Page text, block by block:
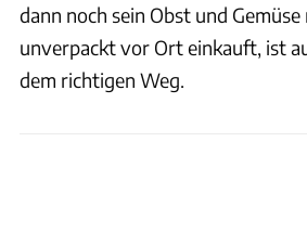
dann noch sein Obst und
unverpackt vor Ort einkauft, ist
dem richtigen Weg.